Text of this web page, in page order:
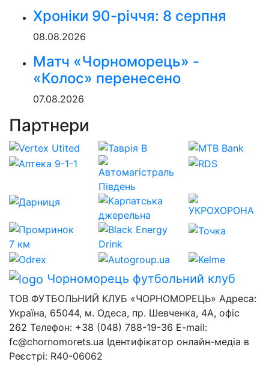
Хроніки 90-річчя: 8 серпня
08.08.2026
Матч «Чорноморець» -
«Колос» перенесено
07.08.2026
Партнери
Чорноморець футбольний клуб
ТОВ ФУТБОЛЬНИЙ КЛУБ «ЧОРНОМОРЕЦЬ» Адреса:
Україна, 65044, м. Одеса, пр. Шевченка, 4А, офіс
262 Телефон: +38 (048) 788-19-36 E-mail:
fc@chornomorets.ua Ідентифікатор онлайн-медіа в
Реєстрі: R40-06062